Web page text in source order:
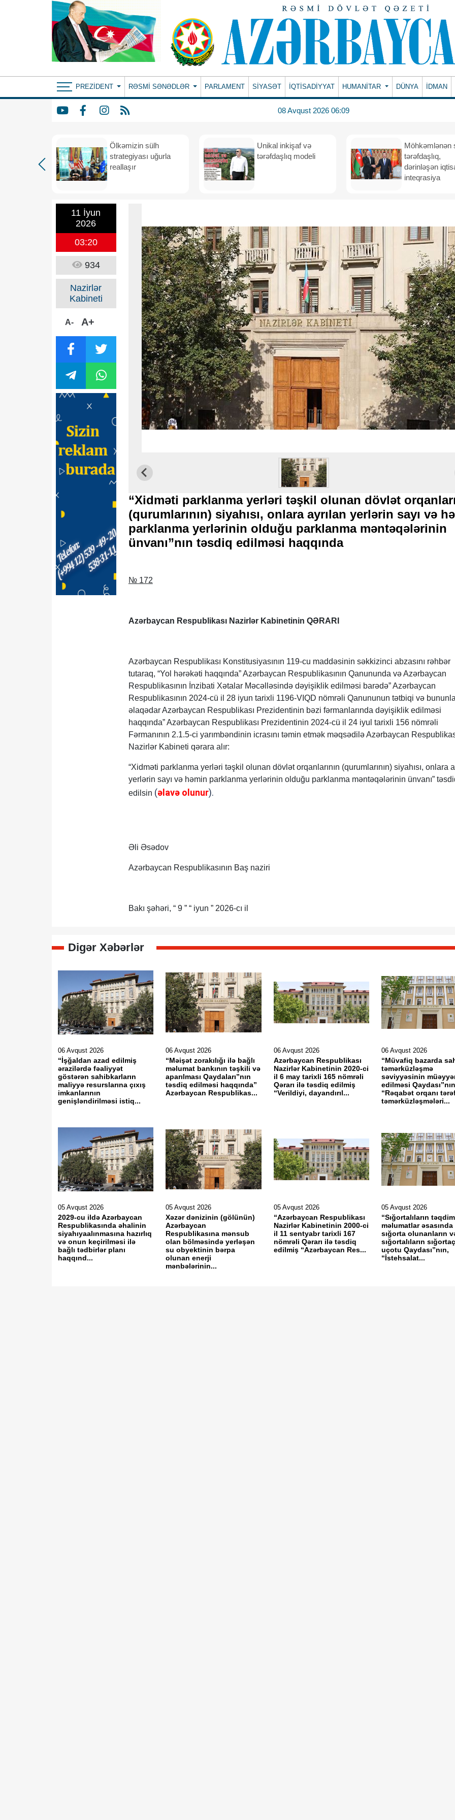
PREZIDENT RƏSMI SƏNƏDLƏR PARLAMENT SİYASƏT İQTİSADİYYAT HUMANITAR DÜNYA İDMAN
08 Avqust 2026 06:09
Ölkəmizin sülh
strategiyası uğurla
reallaşır
Unikal inkişaf və
tərəfdaşlıq modeli
Möhkəmlənən
tərəfdaşlıq,
dərinləşən
inteqrasiya
11 İyun
2026
03:20
934
Nazirlər
Kabineti
A- A+
“Xidməti parklanma yerləri təşkil olunan dövlət
(qurumlarının) siyahısı, onlara ayrılan yerlərin sayı və
parklanma yerlərinin olduğu parklanma məntəqələrinin
ünvanı”nın təsdiq edilməsi haqqında
№ 172
Azərbaycan Respublikası Nazirlər Kabinetinin QƏRARI
Azərbaycan Respublikası Konstitusiyasının 119-cu maddəsinin səkkizinci abzasını rəhbər
tutaraq, “Yol hərəkəti haqqında” Azərbaycan Respublikasının Qanununda və Azərbaycan
Respublikasının İnzibati Xətalar Məcəlləsində dəyişiklik edilməsi barədə” Azərbaycan
Respublikasının 2024-cü il 28 iyun tarixli 1196-VIQD nömrəli Qanununun tətbiqi və bununla
əlaqədar Azərbaycan Respublikası Prezidentinin bəzi fərmanlarında dəyişiklik edilməsi
haqqında” Azərbaycan Respublikası Prezidentinin 2024-cü il 24 iyul tarixli 156 nömrəli
Fərmanının 2.1.5-ci yarımbəndinin icrasını təmin etmək məqsədilə Azərbaycan
Nazirlər Kabineti qərara alır:
“Xidməti parklanma yerləri təşkil olunan dövlət orqanlarının (qurumlarının) siyahısı, onlara
yerlərin sayı və həmin parklanma yerlərinin olduğu parklanma məntəqələrinin ünvanı”
edilsin (əlavə olunur).
Əli Əsədov
Azərbaycan Respublikasının Baş naziri
Bakı şəhəri, “ 9 ” “ iyun ” 2026-cı il
Digər Xəbərlər
06 Avqust 2026
“İşğaldan azad edilmiş
ərazilərdə fəaliyyət
göstərən sahibkarların
maliyyə resurslarına çıxış
imkanlarının
genişləndirilməsi istiq...
06 Avqust 2026
“Məişət zorakılığı ilə bağlı
məlumat bankının təşkili və
aparılması Qaydaları”nın
təsdiq edilməsi haqqında”
Azərbaycan Respublikas...
06 Avqust 2026
Azərbaycan Respublikası
Nazirlər Kabinetinin 2020-ci
il 6 may tarixli 165 nömrəli
Qərarı ilə təsdiq edilmiş
“Verildiyi, dayandırıl...
06 Avqust 2026
“Müvafiq bazarda
təmərküzləşmə
səviyyəsinin
edilməsi
“Rəqabət orqanı
təmərküzləşmələri...
05 Avqust 2026
2029-cu ildə Azərbaycan
Respublikasında əhalinin
siyahıyaalınmasına hazırlıq
və onun keçirilməsi ilə
bağlı tədbirlər planı
haqqınd...
05 Avqust 2026
Xəzər dənizinin (gölünün)
Azərbaycan
Respublikasına mənsub
olan bölməsində yerləşən
su obyektinin bərpa
olunan enerji
mənbələrinin...
05 Avqust 2026
“Azərbaycan Respublikası
Nazirlər Kabinetinin 2000-ci
il 11 sentyabr tarixli 167
nömrəli Qərarı ilə təsdiq
edilmiş “Azərbaycan Res...
05 Avqust 2026
“Sığortalıların
məlumatlar əsasında
sığorta olunanların
sığortalıların
uçotu Qaydası”nın,
“İstehsalat...